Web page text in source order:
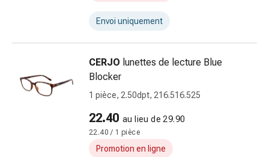
Brûlures
coups
soleil
Sets
rechange
Pansements
Pommades
Envoi uniquement
CERJO lunettes de lecture Blue
Blocker
1 pièce, 2.50dpt, 216.516.525
22.40 au lieu de 29.90
22.40 / 1 pièce
Promotion en ligne